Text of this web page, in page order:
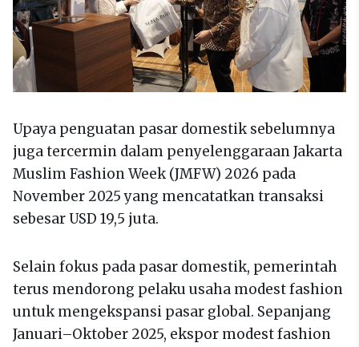
Upaya penguatan pasar domestik sebelumnya
juga tercermin dalam penyelenggaraan Jakarta
Muslim Fashion Week (JMFW) 2026 pada
November 2025 yang mencatatkan transaksi
sebesar USD 19,5 juta.
Selain fokus pada pasar domestik, pemerintah
terus mendorong pelaku usaha modest fashion
untuk mengekspansi pasar global. Sepanjang
Januari–Oktober 2025, ekspor modest fashion